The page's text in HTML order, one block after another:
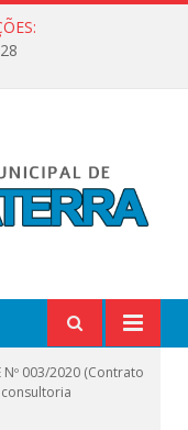
Nº 003/2020 (Contrato